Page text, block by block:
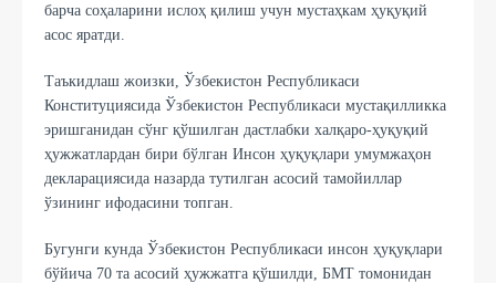
барча соҳаларини ислоҳ қилиш учун мустаҳкам ҳуқуқий
асос яратди.
Таъкидлаш жоизки, Ўзбекистон Республикаси
Конституциясида Ўзбекистон Республикаси мустақилликка
эришганидан сўнг қўшилган дастлабки халқаро-ҳуқуқий
ҳужжатлардан бири бўлган Инсон ҳуқуқлари умумжаҳон
декларациясида назарда тутилган асосий тамойиллар
ўзининг ифодасини топган.
Бугунги кунда Ўзбекистон Республикаси инсон ҳуқуқлари
бўйича 70 та асосий ҳужжатга қўшилди, БМТ томонидан